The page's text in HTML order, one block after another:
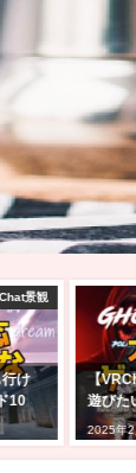
ワールド紹介
人数で
選！！
う
き